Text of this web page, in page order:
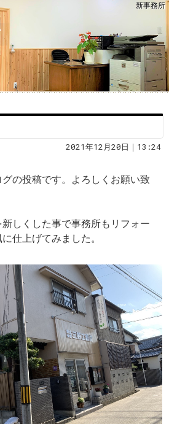
新事務所
2021年12月20日｜13:24
の投稿です。よろしくお願い致
しくした事で事務所もリフォー
仕上げてみました。